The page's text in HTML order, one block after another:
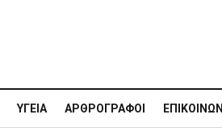
ΥΓΕΊΑ ΑΡΘΡΟΓΡΆΦΟΙ